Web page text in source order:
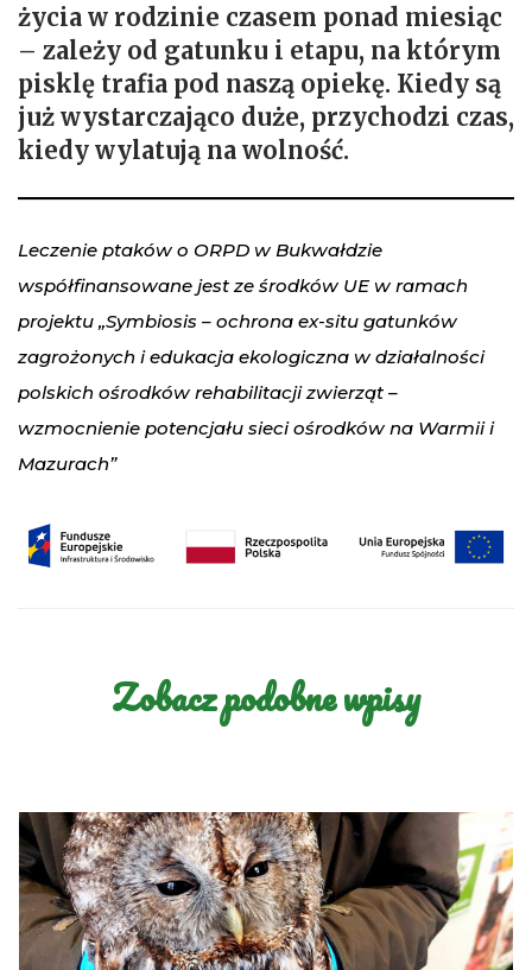
życia w rodzinie czasem ponad miesiąc
– zależy od gatunku i etapu, na którym
pisklę trafia pod naszą opiekę. Kiedy są
już wystarczająco duże, przychodzi czas,
kiedy wylatują na wolność.
Leczenie ptaków o ORPD w Bukwałdzie
współfinansowane jest ze środków UE w ramach
projektu „Symbiosis – ochrona ex-situ gatunków
zagrożonych i edukacja ekologiczna w działalności
polskich ośrodków rehabilitacji zwierząt –
wzmocnienie potencjału sieci ośrodków na Warmii i
Mazurach”
Zobacz podobne wpisy